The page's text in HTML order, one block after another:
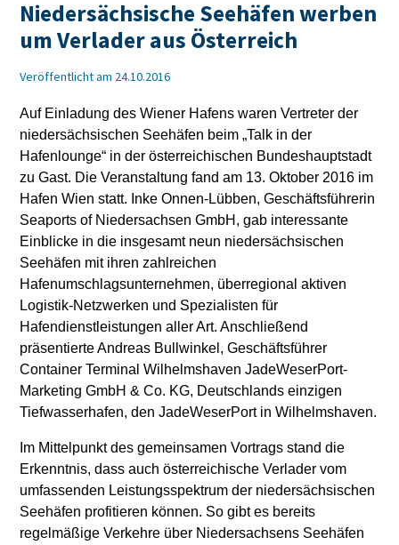
Niedersächsische Seehäfen werben
um Verlader aus Österreich
Veröffentlicht am 24.10.2016
Auf Einladung des Wiener Hafens waren Vertreter der
niedersächsischen Seehäfen beim „Talk in der
Hafenlounge“ in der österreichischen Bundeshauptstadt
zu Gast. Die Veranstaltung fand am 13. Oktober 2016 im
Hafen Wien statt. Inke Onnen-Lübben, Geschäftsführerin
Seaports of Niedersachsen GmbH, gab interessante
Einblicke in die insgesamt neun niedersächsischen
Seehäfen mit ihren zahlreichen
Hafenumschlagsunternehmen, überregional aktiven
Logistik-Netzwerken und Spezialisten für
Hafendienstleistungen aller Art. Anschließend
präsentierte Andreas Bullwinkel, Geschäftsführer
Container Terminal Wilhelmshaven JadeWeserPort-
Marketing GmbH & Co. KG, Deutschlands einzigen
Tiefwasserhafen, den JadeWeserPort in Wilhelmshaven.
Im Mittelpunkt des gemeinsamen Vortrags stand die
Erkenntnis, dass auch österreichische Verlader vom
umfassenden Leistungsspektrum der niedersächsischen
Seehäfen profitieren können. So gibt es bereits
regelmäßige Verkehre über Niedersachsens Seehäfen